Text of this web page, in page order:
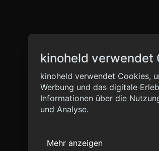
kinoheld verwendet
kinoheld verwendet Cookies,
Werbung und das digitale
Informationen über die
und Analyse.
Mehr anzeigen
Info
{ "__sentry_xhr__": { "method":
"status_code": 0 } }